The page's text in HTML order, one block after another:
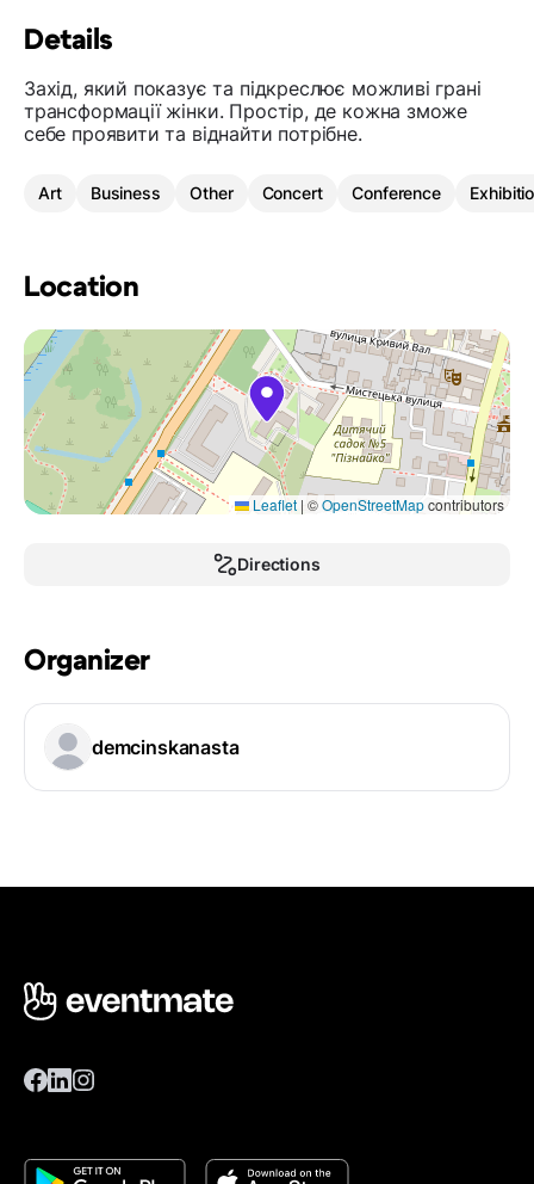
Details
Захід, який показує та підкреслює можливі грані
трансформації жінки. Простір, де кожна зможе
себе проявити та віднайти потрібне.
Art Business Other Concert Conference
Location
Leaflet | ©OpenStreetMapcontributors
Directions
Organizer
demcinskanasta